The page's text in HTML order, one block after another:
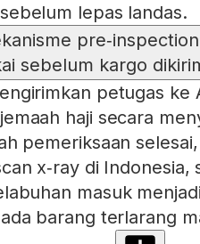
lepas landas.
sebelum kargo
petugas ke
haji secara
pemeriksaan
x‑ray di Indonesia,
masuk
barang terlarang